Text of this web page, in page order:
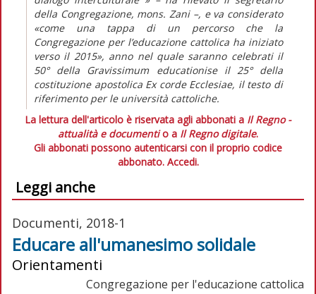
della Congregazione, mons. Zani –, e va considerato
«come una tappa di un percorso che la
Congregazione per l’educazione cattolica ha iniziato
verso il 2015», anno nel quale saranno celebrati il
50° della Gravissimum educationise il 25° della
costituzione apostolica Ex corde Ecclesiae, il testo di
riferimento per le università cattoliche.
La lettura dell'articolo è riservata agli abbonati a Il Regno -
attualità e documentio a Il Regno digitale.
Gli abbonati possono autenticarsi con il proprio codice
abbonato. Accedi.
Leggi anche
Documenti, 2018-1
Educare all'umanesimo solidale
Orientamenti
Congregazione per l'educazione cattolica